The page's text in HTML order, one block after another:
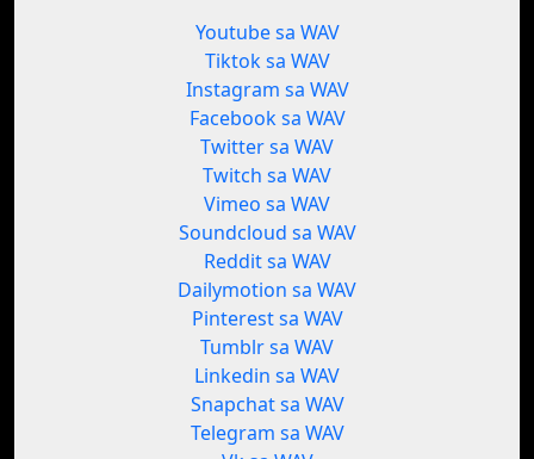
Youtube sa WAV
Tiktok sa WAV
Instagram sa WAV
Facebook sa WAV
Twitter sa WAV
Twitch sa WAV
Vimeo sa WAV
Soundcloud sa WAV
Reddit sa WAV
Dailymotion sa WAV
Pinterest sa WAV
Tumblr sa WAV
Linkedin sa WAV
Snapchat sa WAV
Telegram sa WAV